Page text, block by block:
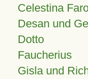
Celestina
Desan und
Dotto
Faucherius
Gisla und